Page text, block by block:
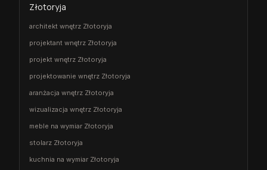
Złotoryja
architekt wnętrz Złotoryja
projektant wnętrz Złotoryja
projekt wnętrz Złotoryja
projektowanie wnętrz Złotoryja
aranżacja wnętrz Złotoryja
wizualizacja wnętrz Złotoryja
meble na wymiar Złotoryja
stolarz Złotoryja
kuchnia na wymiar Złotoryja